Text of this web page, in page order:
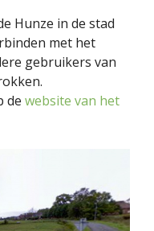
Hunze in de stad
met het
gebruikers van
de website van het